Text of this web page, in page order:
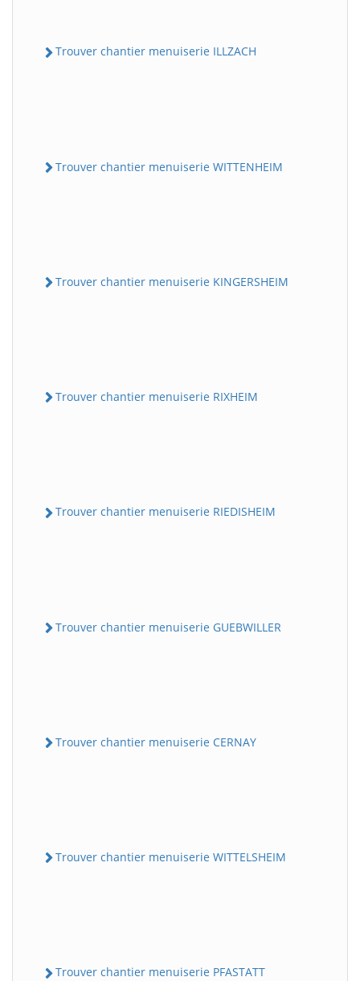
Trouver chantier menuiserie ILLZACH
Trouver chantier menuiserie WITTENHEIM
Trouver chantier menuiserie KINGERSHEIM
Trouver chantier menuiserie RIXHEIM
Trouver chantier menuiserie RIEDISHEIM
Trouver chantier menuiserie GUEBWILLER
Trouver chantier menuiserie CERNAY
Trouver chantier menuiserie WITTELSHEIM
Trouver chantier menuiserie PFASTATT